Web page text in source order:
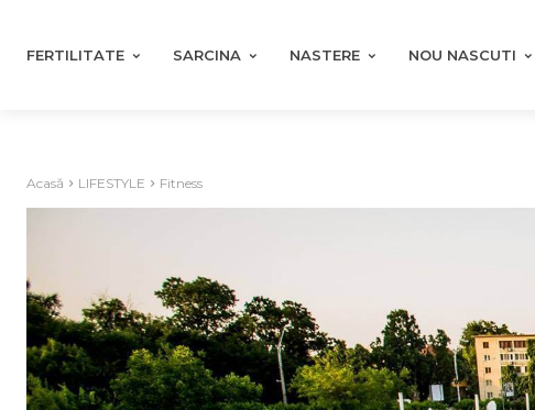
FERTILITATE SARCINA NASTERE NOU NASCUTI
Acasă LIFESTYLE Fitness